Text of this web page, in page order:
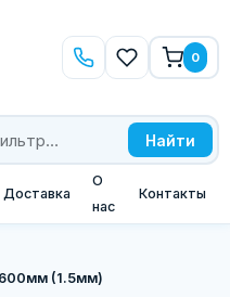
Найти
0
Доставка
О
нас
Контакты
(1.5мм)